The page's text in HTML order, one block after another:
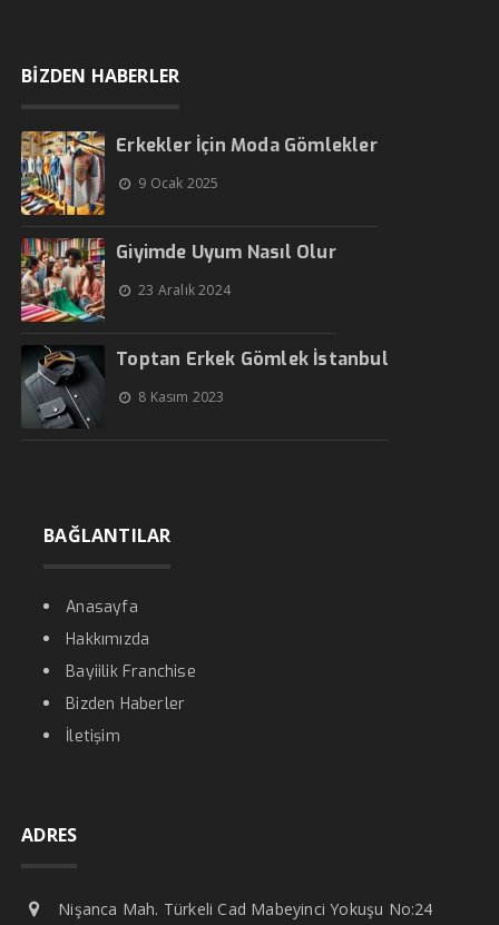
BİZDEN HABERLER
Erkekler İçin Moda Gömlekler
9 Ocak 2025
Giyimde Uyum Nasıl Olur
23 Aralık 2024
Toptan Erkek Gömlek İstanbul
8 Kasım 2023
BAĞLANTILAR
Anasayfa
Hakkımızda
Bayiilik Franchise
Bizden Haberler
İletişim
ADRES
Nişanca Mah. Türkeli Cad Mabeyinci Yokuşu No:24